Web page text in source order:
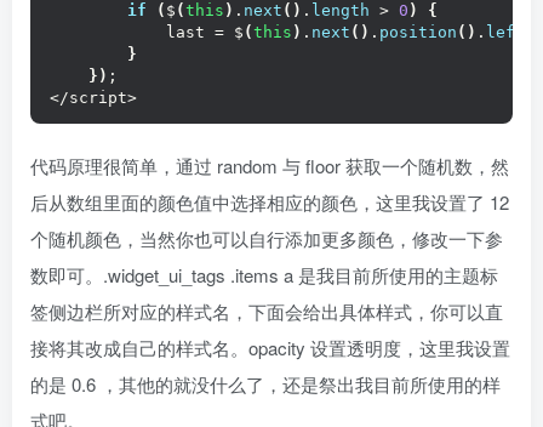
if
( $ (this ) . next ( ) . length > 0 )
{
            last = $
(this ) . next ( ) . position ( ) . left
}
} ) ;
</script>
代码原理很简单，通过 random 与 floor 获取一个随机数，然
后从数组里面的颜色值中选择相应的颜色，这里我设置了 12
个随机颜色，当然你也可以自行添加更多颜色，修改一下参
数即可。.widget_ui_tags .items a 是我目前所使用的主题标
签侧边栏所对应的样式名，下面会给出具体样式，你可以直
接将其改成自己的样式名。opacity 设置透明度，这里我设置
的是 0.6 ，其他的就没什么了，还是祭出我目前所使用的样
式吧。